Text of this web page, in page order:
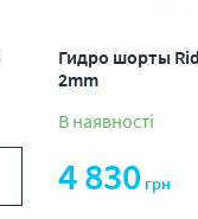
Гидро шорты
2mm
В наявності
4 830 грн